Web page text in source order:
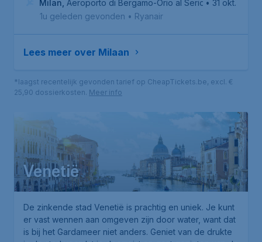
Milan Aeroporto di Bergamo-Orio al Serio • 31 okt.
1u geleden gevonden • Ryanair
Lees meer over Milaan
*laagst recentelijk gevonden tarief op CheapTickets.be, excl. €
25,90 dossierkosten. Meer info
Venetië
De zinkende stad Venetië is prachtig en uniek. Je kunt
er vast wennen aan omgeven zijn door water, want dat
is bij het Gardameer niet anders. Geniet van de drukte